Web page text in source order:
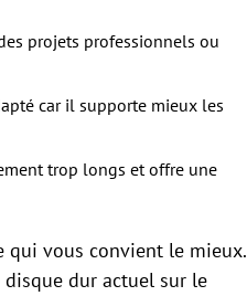
projets professionnels ou
car il supporte mieux les
trop longs et offre une
qui vous convient le mieux.
dur actuel sur le